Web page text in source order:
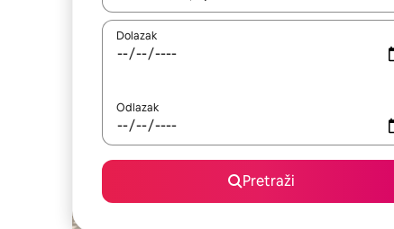
Dolazak
Odlazak
Pretraži